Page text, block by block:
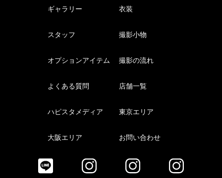
ギャラリー 衣装
スタッフ 撮影小物
オプションアイテム 撮影の流れ
よくある質問 店舗一覧
ハピスタメディア 東京エリア
大阪エリア お問い合わせ